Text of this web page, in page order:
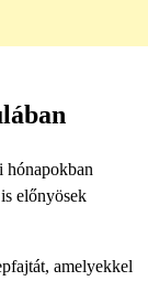
hónapokban
előnyösek
amelyekkel